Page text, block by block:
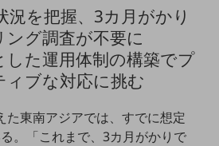
況を把握、3カ月がかり
ング調査が不要に
した運用体制の構築でプ
ィブな対応に挑む
た東南アジアでは、すでに想定
。「これまで、3カ月がかりで